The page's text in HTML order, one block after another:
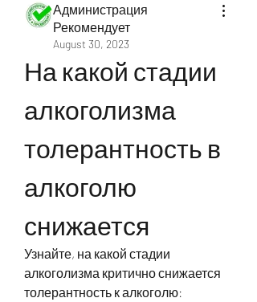
Администрация
Рекомендует
August 30, 2023
На какой стадии
алкоголизма
толерантность в
алкоголю
снижается
Узнайте, на какой стадии
алкоголизма критично снижается
толерантность к алкоголю: